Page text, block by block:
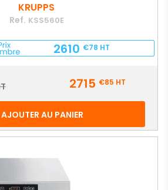
KRUPPS
Ref. KSS560E
2610 €78 HT
2715 €85 HT
AJOUTER AU PANIER